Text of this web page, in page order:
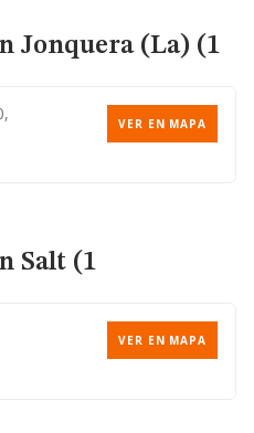
Jonquera (La) (1
VER EN MAPA
Salt (1
VER EN MAPA